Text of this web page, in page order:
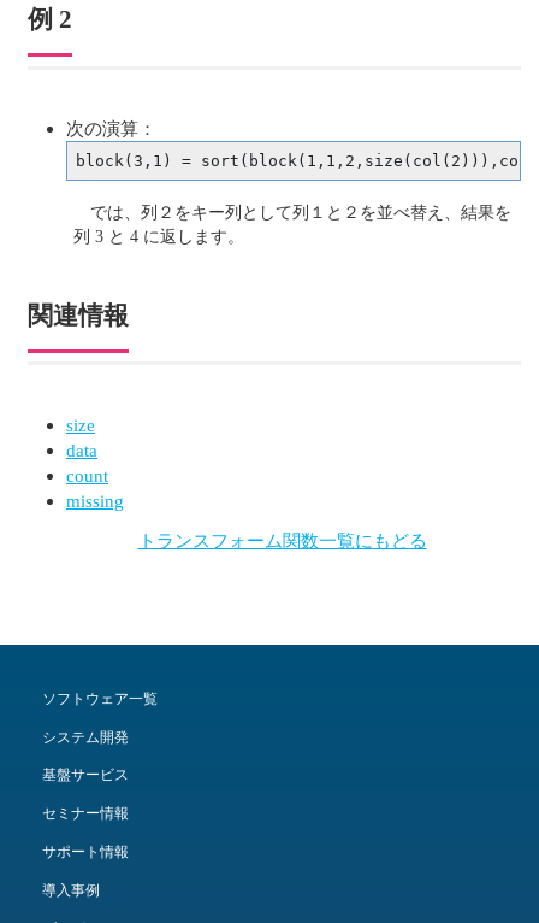
例 2
次の演算：
block(3,1) =
では、列２をキー列として列１と２を並べ替え、結果を
列 3 と 4 に返します。
関連情報
size
data
count
missing
トランスフォーム関数一覧にもどる
ソフトウェア一覧
システム開発
基盤サービス
セミナー情報
サポート情報
導入事例